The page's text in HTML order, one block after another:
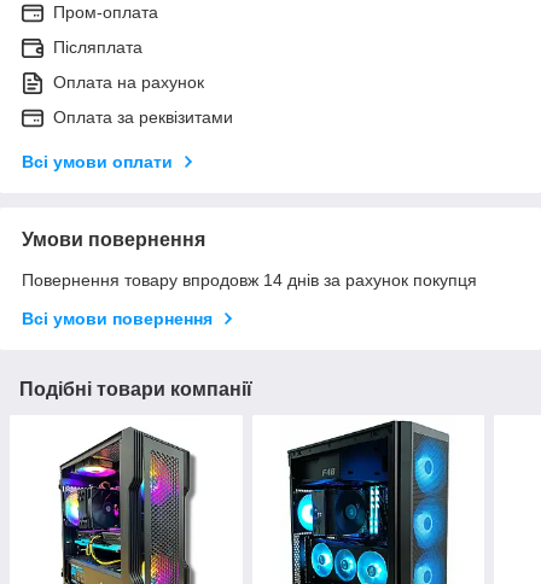
Пром-оплата
Післяплата
Оплата на рахунок
Оплата за реквізитами
Всі умови оплати
Умови повернення
Повернення товару впродовж 14 днів за рахунок покупця
Всі умови повернення
Подібні товари компанії